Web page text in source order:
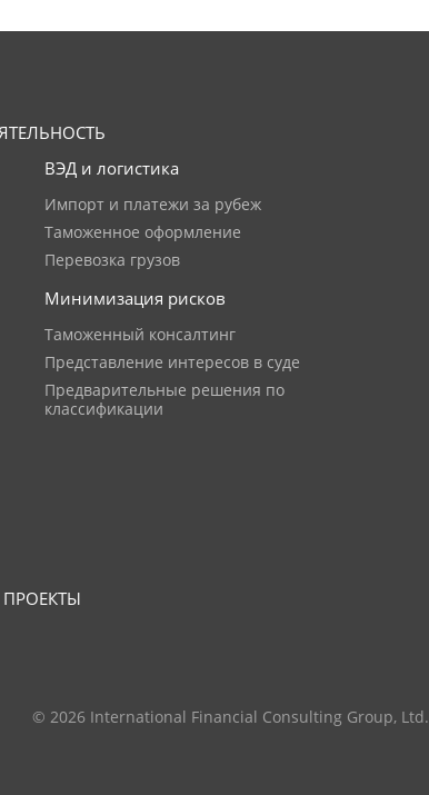
ВЭД и логистика
Импорт и платежи за рубеж
Таможенное оформление
Перевозка грузов
Минимизация рисков
Таможенный консалтинг
Представление интересов в суде
Предварительные решения по
классификации
© 2026 International Financial Consulting Group, Ltd.